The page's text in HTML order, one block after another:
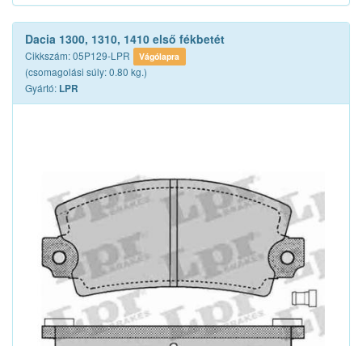
Dacia 1300, 1310, 1410 első fékbetét
Cikkszám: 05P129-LPR Vágólapra
(csomagolási súly: 0.80 kg.)
Gyártó: LPR